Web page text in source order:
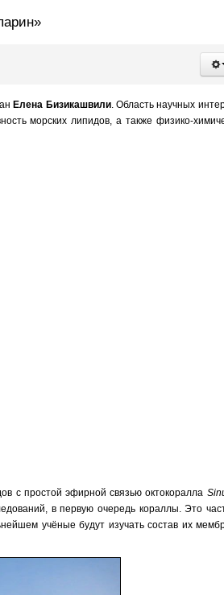
Елена Бизикашвили. Область научных
морских липидов, а также физико-
с простой эфирной связью октокоралла
в первую очередь кораллы. Это
учёные будут изучать состав их